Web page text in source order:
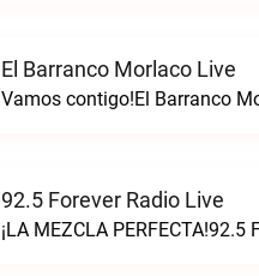
El Barranco Morlaco Live
Vamos contigo!El Barranco
92.5 Forever Radio Live
¡LA MEZCLA PERFECTA!92.5